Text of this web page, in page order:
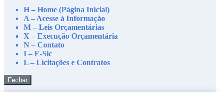
H – Home (Página Inicial)
A – Acesse à Informação
M – Leis Orçamentárias
X – Execução Orçamentária
N – Contato
I – E-Sic
L – Licitações e Contratos
Fechar